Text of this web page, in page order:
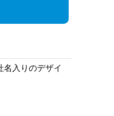
入りのデザイ